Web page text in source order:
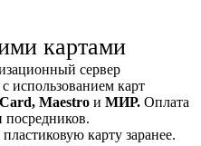
картами
сервер
использованием карт
Maestro и МИР. Оплата
посредников.
карту заранее.